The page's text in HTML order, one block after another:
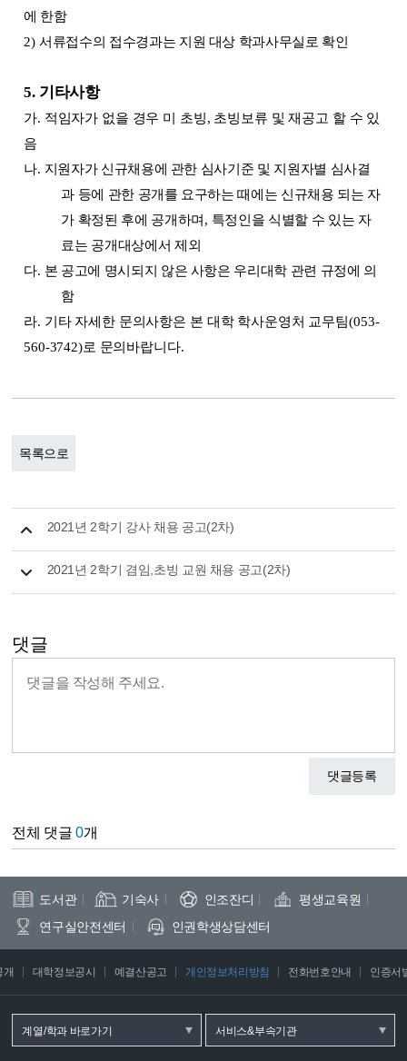
에 한함
2)서류접수의 접수경과는 지원 대상 학과사무실로 확인
5. 기타사항
가. 적임자가 없을 경우 미 초빙, 초빙보류 및 재공고 할 수 있
음
나. 지원자가 신규채용에 관한 심사기준 및 지원자별 심사결
과 등에 관한 공개를 요구하는 때에는 신규채용 되는 자
가 확정된 후에 공개하며 , 특정인을 식별할 수 있는 자
료는 공개대상에서 제외
다. 본 공고에 명시되지 않은 사항은 우리대학 관련 규정에 의
함
라. 기타 자세한 문의사항은 본 대학 학사운영처 교무팀(053-
560-3742)로 문의바랍니다.
목록으로
2021년 2학기 강사 채용 공고(2차)
2021년 2학기 겸임,초빙 교원 채용 공고(2차)
댓글
댓글등록
전체 댓글0개
도서관 기숙사 인조잔디
평생교육원
연구실안전센터
인권학생상담센터
개 대학정보공시 예결산공고 개인정보처리방침 전화번호안내 인증서
계열/학과 바로가기 서비스&부속기관